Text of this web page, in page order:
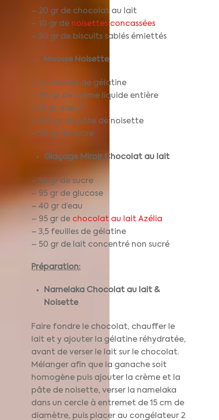
– 20 gr de chocolat au lait
– 10 gr de noisettes concassées
– 50 gr de biscuits sablés émiettés
Mousse Noisette
– 2,5 feuilles de gélatine
– 315 gr de crème liquide entière
– 35 gr d’œuf
– 100 gr de pâte de noisette
– 50 gr de sucre
Glaçage Miroir Chocolat au lait
– 95 gr de sucre
– 95 gr de glucose
– 40 gr d’eau
– 95 gr de chocolat au lait Azélia
– 3,5 feuilles de gélatine
– 50 gr de lait concentré non sucré
Préparation:
Namelaka Chocolat au lait &
Noisette
Faire fondre le chocolat, chauffer le
lait et y ajouter la gélatine réhydratée,
avant de verser le lait sur le chocolat.
Mélanger afin que la ganache soit
homogène puis ajouter la crème et la
pâte de noisette, verser la namelaka
dans un cercle à entremet de 15 cm de
diamètre, puis placer au congélateur 2